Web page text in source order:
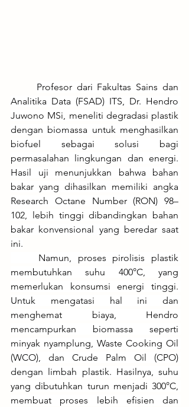
Profesor dari Fakultas Sains dan
Analitika Data (FSAD) ITS, Dr. Hendro
Juwono MSi, meneliti degradasi plastik
dengan biomassa untuk menghasilkan
biofuel sebagai solusi bagi
permasalahan lingkungan dan energi.
Hasil uji menunjukkan bahwa bahan
bakar yang dihasilkan memiliki angka
Research Octane Number (RON) 98–
102, lebih tinggi dibandingkan bahan
bakar konvensional yang beredar saat
ini.
membutuhkan suhu 400°C, yang
memerlukan konsumsi energi tinggi.
Untuk mengatasi hal ini dan
menghemat biaya, Hendro
mencampurkan biomassa seperti
minyak nyamplung, Waste Cooking Oil
(WCO), dan Crude Palm Oil (CPO)
dengan limbah plastik. Hasilnya, suhu
yang dibutuhkan turun menjadi 300°C,
membuat proses lebih efisien dan